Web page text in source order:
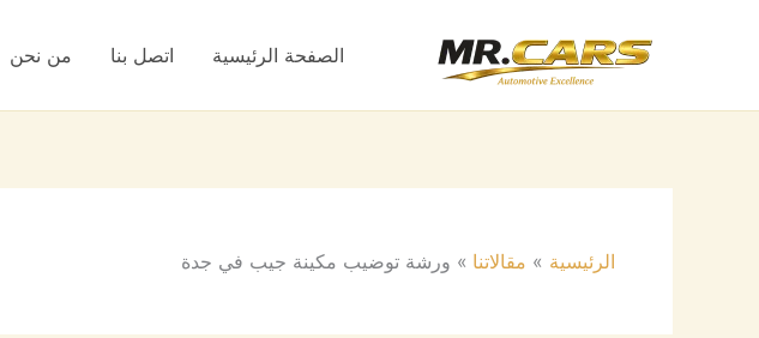
الصفحة الرئيسية اتصل بنا من نحن
الرئيسية مقالاتنا ورشة توضيب مكينة جيب في جدة